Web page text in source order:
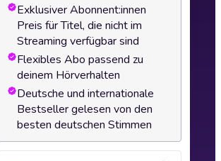
Exklusiver Abonnent:innen
Preis für Titel, die nicht im
Streaming verfügbar sind
Flexibles Abo passend zu
deinem Hörverhalten
Deutsche und internationale
Bestseller gelesen von den
besten deutschen Stimmen